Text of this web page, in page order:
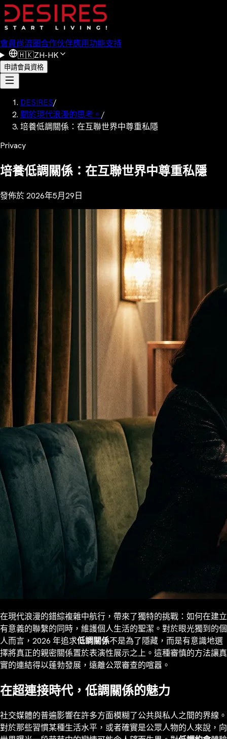
會員尚流圈合作伙伴應用功能支持
🇭🇰ZH-HK
申請會員資格
DESIRES/
關於現代浪漫的思考。 /
培養低調關係：在互聯世界中尊重私隱
Privacy
培養低調關係：在互聯世界中尊重私隱
發佈於2026年5月29日
在現代浪漫的錯綜複雜中航行，帶來了獨特的挑戰：如何在建立
有意義的聯繫的同時，維護個人生活的聖潔。對於眼光獨到的個
人而言，2026 年追求低調關係不是為了隱藏，而是有意識地選
擇將真正的親密關係置於表演性展示之上。這種審慎的方法讓真
實的連結得以蓬勃發展，遠離公眾審查的喧囂。
在超連接時代，低調關係的魅力
社交媒體的普遍影響在許多方面模糊了公共與私人之間的界線。
對於那些習慣某種生活水平，或者確實是公眾人物的人來說，向